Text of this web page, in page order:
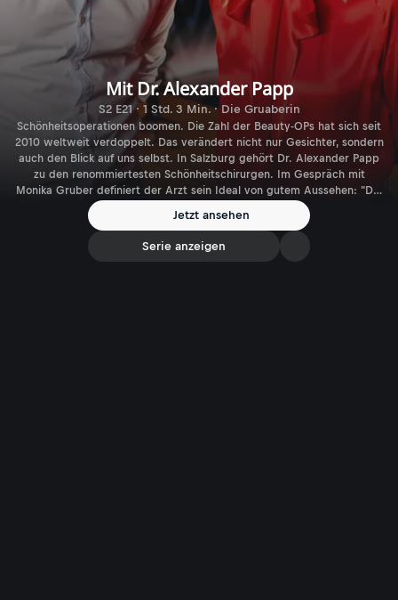
Mit Dr. Alexander Papp
S2 E21 · 1 Std. 3 Min. · Die Gruaberin
Schönheitsoperationen boomen. Die Zahl der Beauty-OPs hat sich seit
2010 weltweit verdoppelt. Das verändert nicht nur Gesichter, sondern
auch den Blick auf uns selbst. In Salzburg gehört Dr. Alexander Papp
zu den renommiertesten Schönheitschirurgen. Im Gespräch mit
Monika Gruber definiert der Arzt sein Ideal von gutem Aussehen: "Die
Person hat etwas erlebt, sie hat Ausstrahlung und sie wirkt frisch."
Und immer öfter wenden sich auch Männer an ihn. Ein Gespräch über
Schönheit und Wohlbefinden.
Jetzt ansehen
Serie anzeigen